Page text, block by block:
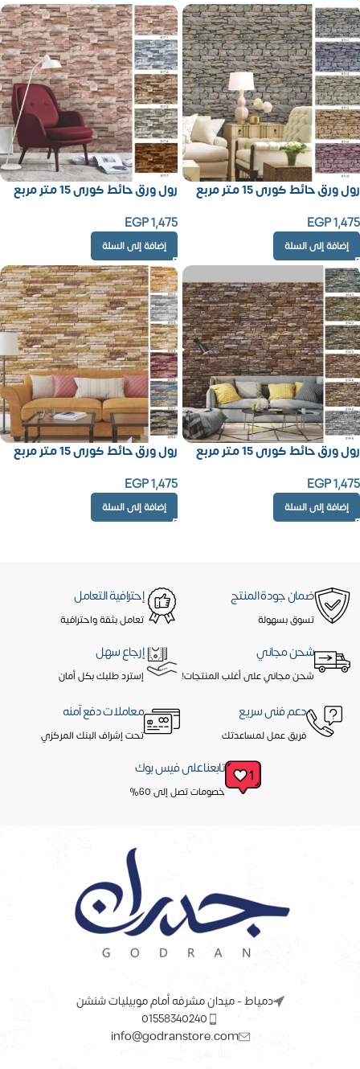
رول ورق حائط كورى 15 متر مربع
EGP1,475
إضافة إلى السلة
رول ورق حائط كورى 15 متر مربع
EGP1,475
إضافة إلى السلة
رول ورق حائط كورى 15 متر مربع
EGP1,475
إضافة إلى السلة
رول ورق حائط كورى 15 متر مربع
EGP1,475
إضافة إلى السلة
ضمان جودة المنتج
تسوق بسهولة
إحترافية التعامل
تعامل بثقة واحترافية
شحن مجاني
شحن مجاني على أغلب المنتجات!
إرجاع سهل
إسترد طلبك بكل أمان
دعم فنى سريع
فريق عمل لمساعدتك
معاملات دفع آمنه
تحت إشراف البنك المركزي
تابعنا على فيس بوك
خصومات تصل إلى 60%
دمياط - ميدان مشرفه أمام موبيليات شنشن
01558340240
info@godranstore.com